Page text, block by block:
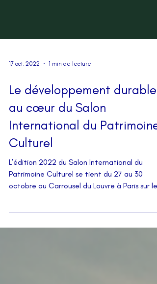
Le développement durable
au cœur du Salon
International du Patrimoine
Culturel
L’édition 2022 du Salon International du
Patrimoine Culturel se tient du 27 au 30
thème...